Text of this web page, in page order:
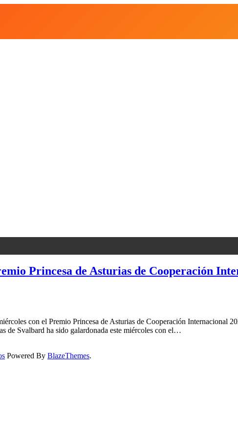
Princesa de Asturias de Cooperación
con el Premio Princesa de Asturias de Cooperación Internacional
de Svalbard ha sido galardonada este miércoles con el…
Powered By BlazeThemes.